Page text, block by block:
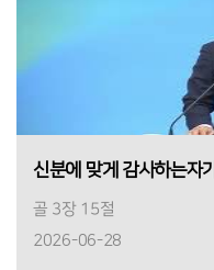
골 3장 15절
2026-06-28